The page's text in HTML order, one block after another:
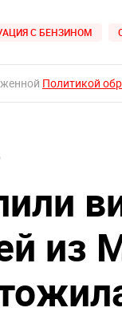
С БЕНЗИНОМ
Политикой
из